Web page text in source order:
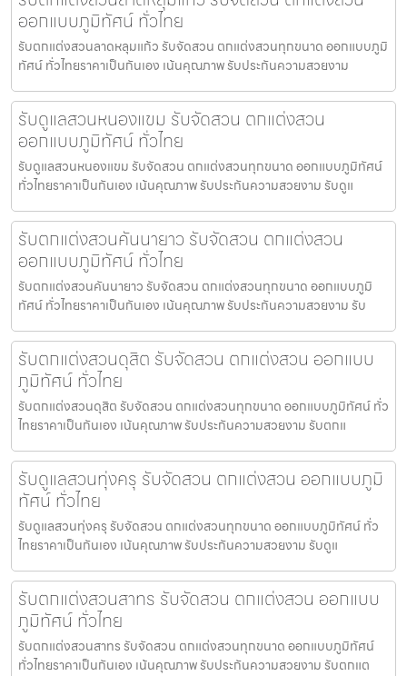
ออกแบบภูมิทัศน์ ทั่วไทย
รับตกแต่งสวนลาดหลุมแก้ว รับจัดสวน ตกแต่งสวนทุกขนาด ออกแบบภูมิ
ทัศน์ ทั่วไทยราคาเป็นกันเอง เน้นคุณภาพ รับประกันความสวยงาม
รับดูแลสวนหนองแขม รับจัดสวน ตกแต่งสวน
ออกแบบภูมิทัศน์ ทั่วไทย
รับดูแลสวนหนองแขม รับจัดสวน ตกแต่งสวนทุกขนาด ออกแบบภูมิทัศน์
ทั่วไทยราคาเป็นกันเอง เน้นคุณภาพ รับประกันความสวยงาม รับดูแ
รับตกแต่งสวนคันนายาว รับจัดสวน ตกแต่งสวน
ออกแบบภูมิทัศน์ ทั่วไทย
รับตกแต่งสวนคันนายาว รับจัดสวน ตกแต่งสวนทุกขนาด ออกแบบภูมิ
ทัศน์ ทั่วไทยราคาเป็นกันเอง เน้นคุณภาพ รับประกันความสวยงาม รับ
รับตกแต่งสวนดุสิต รับจัดสวน ตกแต่งสวน ออกแบบ
ภูมิทัศน์ ทั่วไทย
รับตกแต่งสวนดุสิต รับจัดสวน ตกแต่งสวนทุกขนาด ออกแบบภูมิทัศน์ ทั่ว
ไทยราคาเป็นกันเอง เน้นคุณภาพ รับประกันความสวยงาม รับตกแ
รับดูแลสวนทุ่งครุ รับจัดสวน ตกแต่งสวน ออกแบบภูมิ
ทัศน์ ทั่วไทย
รับดูแลสวนทุ่งครุ รับจัดสวน ตกแต่งสวนทุกขนาด ออกแบบภูมิทัศน์ ทั่ว
ไทยราคาเป็นกันเอง เน้นคุณภาพ รับประกันความสวยงาม รับดูแ
รับตกแต่งสวนสาทร รับจัดสวน ตกแต่งสวน ออกแบบ
ภูมิทัศน์ ทั่วไทย
รับตกแต่งสวนสาทร รับจัดสวน ตกแต่งสวนทุกขนาด ออกแบบภูมิทัศน์
ทั่วไทยราคาเป็นกันเอง เน้นคุณภาพ รับประกันความสวยงาม รับตกแต